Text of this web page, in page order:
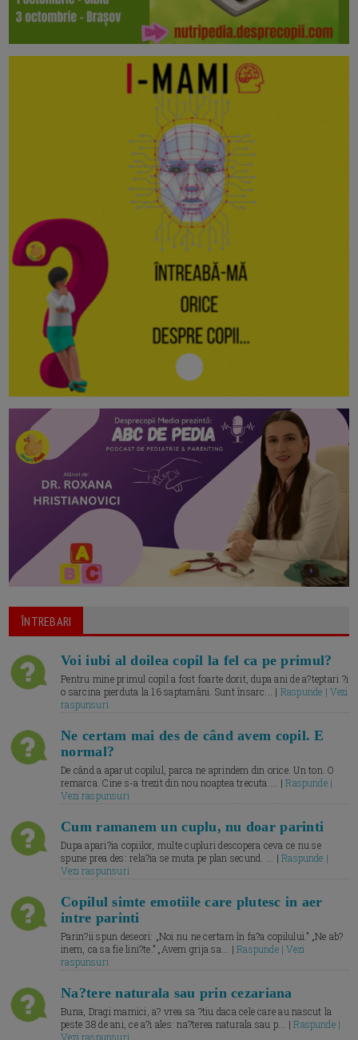
ÎNTREBARI
Voi iubi al doilea copil la fel ca pe primul?
Pentru mine primul copil a fost foarte dorit, dupa ani de a?teptari ?i
o sarcina pierduta la 16 saptamâni. Sunt însarc... | Raspunde | Vezi
raspunsuri
Ne certam mai des de când avem copil. E
normal?
De când a aparut copilul, parca ne aprindem din orice. Un ton. O
remarca. Cine s-a trezit din nou noaptea trecuta.... |Raspunde |
Vezi raspunsuri
Cum ramanem un cuplu, nu doar parinti
Dupa apari?ia copiilor, multe cupluri descopera ceva ce nu se
spune prea des: rela?ia se muta pe plan secund. ... |Raspunde |
Vezi raspunsuri
Copilul simte emotiile care plutesc in aer
intre parinti
Parin?ii spun deseori: „Noi nu ne certam în fa?a copilului.” „Ne ab?
inem, ca sa fie lini?te.” „Avem grija sa... |Raspunde | Vezi
raspunsuri
Na?tere naturala sau prin cezariana
Buna, Dragi mamici, a? vrea sa ?tiu daca cele care au nascut la
peste 38 de ani, ce a?i ales: na?terea naturala sau p... |Raspunde |
Vezi raspunsuri